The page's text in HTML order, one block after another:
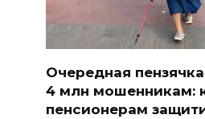
Очередная
4 млн мошенникам:
пенсионерам